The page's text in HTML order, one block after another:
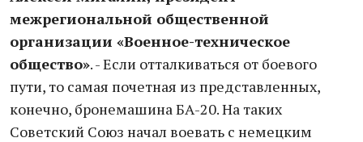
межрегиональной общественной
организации «Военное-техническое
общество». - Если отталкиваться от боевого
пути, то самая почетная из представленных,
конечно, бронемашина БА-20. На таких
Советский Союз начал воевать с немецким